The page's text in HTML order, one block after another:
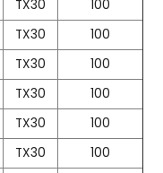
TX30
100
TX30
100
TX30
100
TX30
100
TX30
100
TX30
100